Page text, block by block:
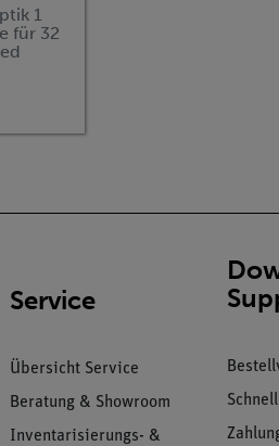
1
für 32
Service
Übersicht Service
Beratung & Showroom
Inventarisierungs- &